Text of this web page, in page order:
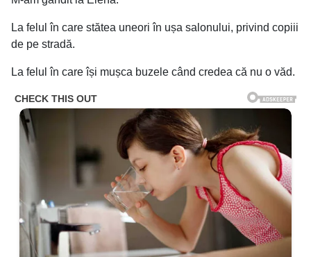
La felul în care stătea uneori în ușa salonului, privind copiii
de pe stradă.
La felul în care își mușca buzele când credea că nu o văd.